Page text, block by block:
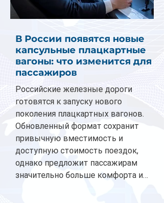
В России появятся новые
капсульные плацкартные
вагоны: что изменится для
пассажиров
Российские железные дороги
готовятся к запуску нового
поколения плацкартных вагонов.
Обновленный формат сохранит
привычную вместимость и
доступную стоимость поездок,
однако предложит пассажирам
значительно больше комфорта и